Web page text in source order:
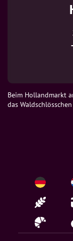
-
Beim Hollandmarkt
das